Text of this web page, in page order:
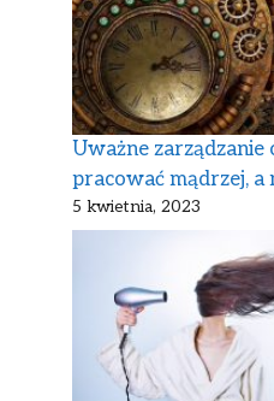
Uważne zarządzanie
pracować mądrzej, a
5 kwietnia, 2023